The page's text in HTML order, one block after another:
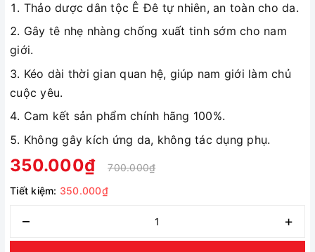
Thảo dược dân tộc Ê Đê tự nhiên, an toàn cho da.
Gây tê nhẹ nhàng chống xuất tinh sớm cho nam
giới.
Kéo dài thời gian quan hệ, giúp nam giới làm chủ
cuộc yêu.
Cam kết sản phẩm chính hãng 100%.
Không gây kích ứng da, không tác dụng phụ.
350.000₫
700.000₫
Tiết kiệm: 350.000₫
– +